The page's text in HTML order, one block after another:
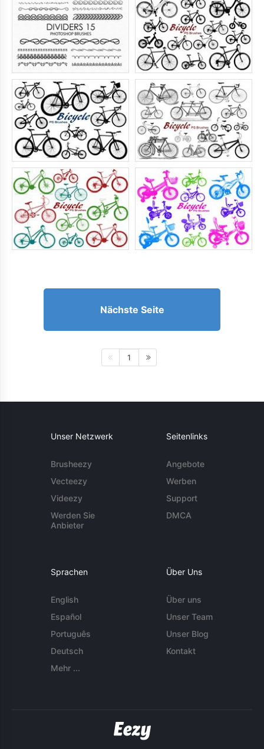
Nächste Seite
1
Unser Netzwerk
Brusheezy
Vecteezy
Videezy
Werden Sie
Anbieter
Seitenlinks
Angebote
Werben
Support
DMCA
Sprachen
English
Español
Português
Deutsch
Mehr ...
Über Uns
Über uns
Unser Team
Unser Blog
Kontakt